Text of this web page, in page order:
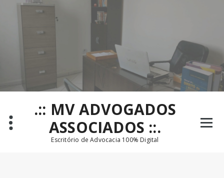
.:: MV ADVOGADOS
ASSOCIADOS ::.
Escritório de Advocacia 100% Digital